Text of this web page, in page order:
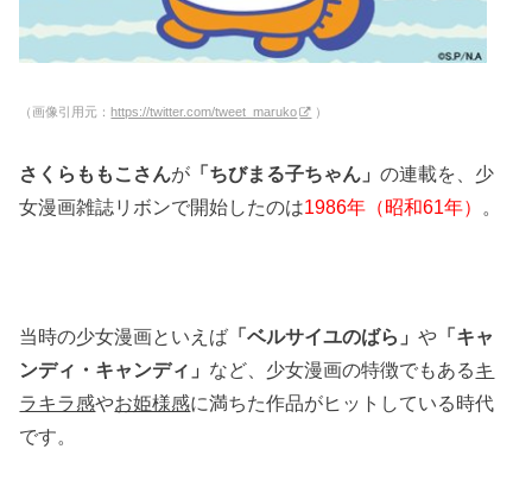
（画像引用元：https://twitter.com/tweet_maruko ）
さくらももこさんが 「ちびまる子ちゃん」の連載を、少
女漫画雑誌リボンで開始したのは1986年（昭和61年） 。
当時の少女漫画といえば 「ベルサイユのばら」や 「キャ
ンディ・キャンディ」 など、少女漫画の特徴でもあるキ
ラキラ感やお姫様感に満ちた作品がヒットしている時代
です。